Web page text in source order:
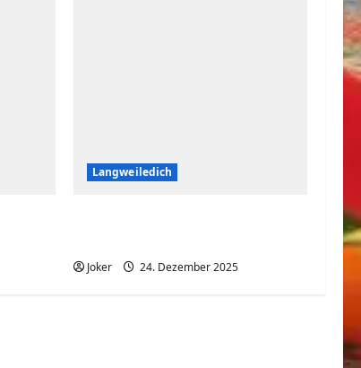
Langweiledich
Joker 24. Dezember 2025